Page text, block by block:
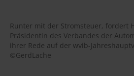
Runter mit der Stromsteuer, fordert
Präsidentin des Verbandes der
ihrer Rede auf der wvib-
©GerdLache